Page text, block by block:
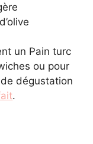
un Pain turc
ou pour
dégustation
.